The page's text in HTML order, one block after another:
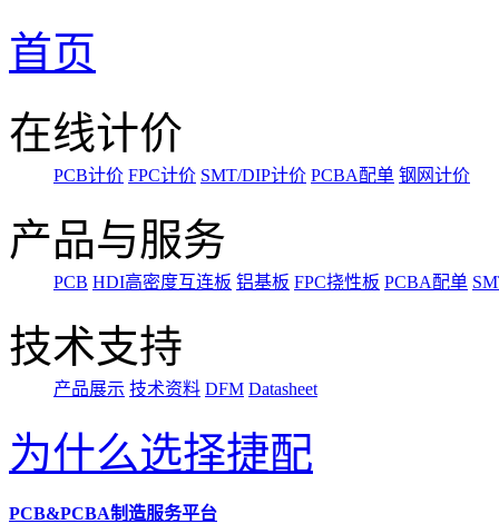
首页
在线计价
PCB计价 FPC计价 SMT/DIP计价 PCBA配单 钢网计价
产品与服务
PCB HDI高密度互连板 铝基板 FPC挠性板 PCBA配单
技术支持
产品展示 技术资料 DFM Datasheet
为什么选择捷配
PCB&PCBA制造服务平台